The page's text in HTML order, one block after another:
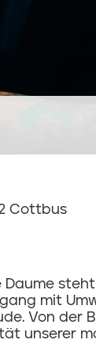
Cottbus
Daume
mit
Von der
unserer